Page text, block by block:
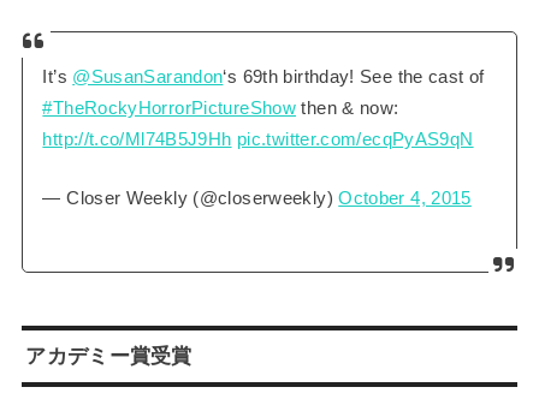
It’s @SusanSarandon‘s 69th birthday! See the cast of
#TheRockyHorrorPictureShow then & now:
http://t.co/Ml74B5J9Hh pic.twitter.com/ecqPyAS9qN
— Closer Weekly (@closerweekly)October 4, 2015
アカデミー賞受賞